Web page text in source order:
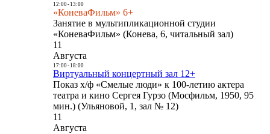
12:00- 13:00
«КоневаФильм» 6+
Занятие в мультипликационной студии
«КоневаФильм» (Конева, 6, читальный зал)
11
Августа
17:00- 18:00
Виртуальный концертный зал 12+
Показ х/ф «Смелые люди» к 100-летию актера
театра и кино Сергея Гурзо (Мосфильм, 1950, 95
мин.) (Ульяновой, 1, зал № 12)
11
Августа